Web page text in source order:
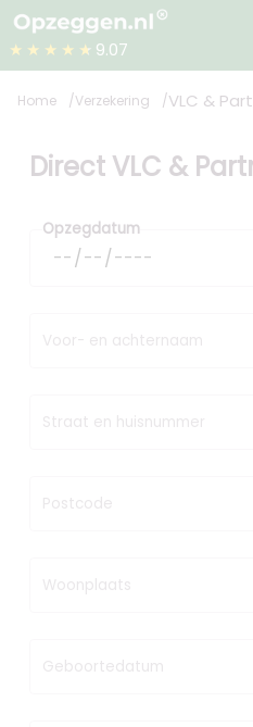
★★★★★ 9.07
Home Verzekering VLC &
Direct VLC &
Opzegdatum
Voor- en achternaam
Straat en huisnummer
Postcode
Woonplaats
Geboortedatum